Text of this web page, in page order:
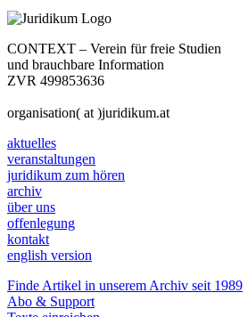
CONTEXT – Verein für freie Studien
und brauchbare Information
ZVR 499853636
organisation( at )juridikum.at
aktuelles
veranstaltungen
juridikum zum hören
archiv
über uns
offenlegung
kontakt
english version
Finde Artikel in unserem Archiv seit 1989
Abo & Support